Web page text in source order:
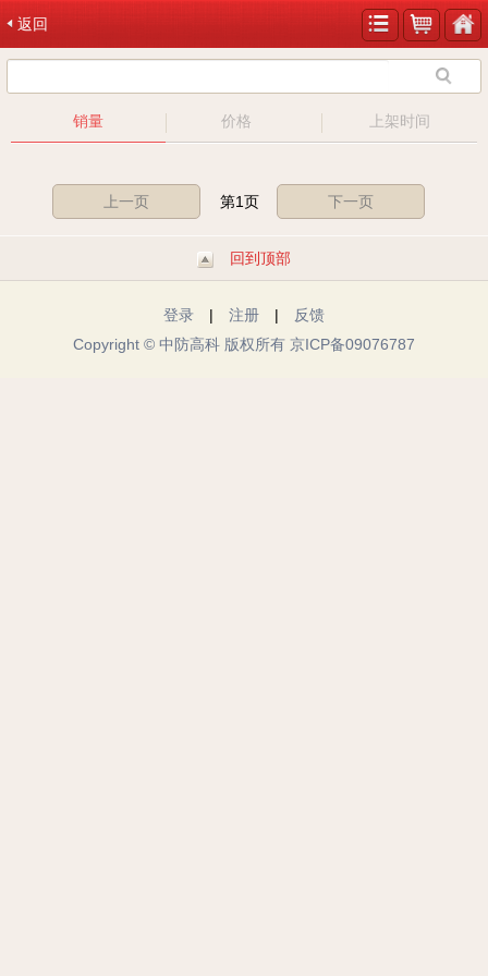
返回
销量 价格 上架时间
上一页 第1页 下一页
回到顶部
登录 | 注册 |
反馈
Copyright © 中防高科 版权所有 京ICP备09076787